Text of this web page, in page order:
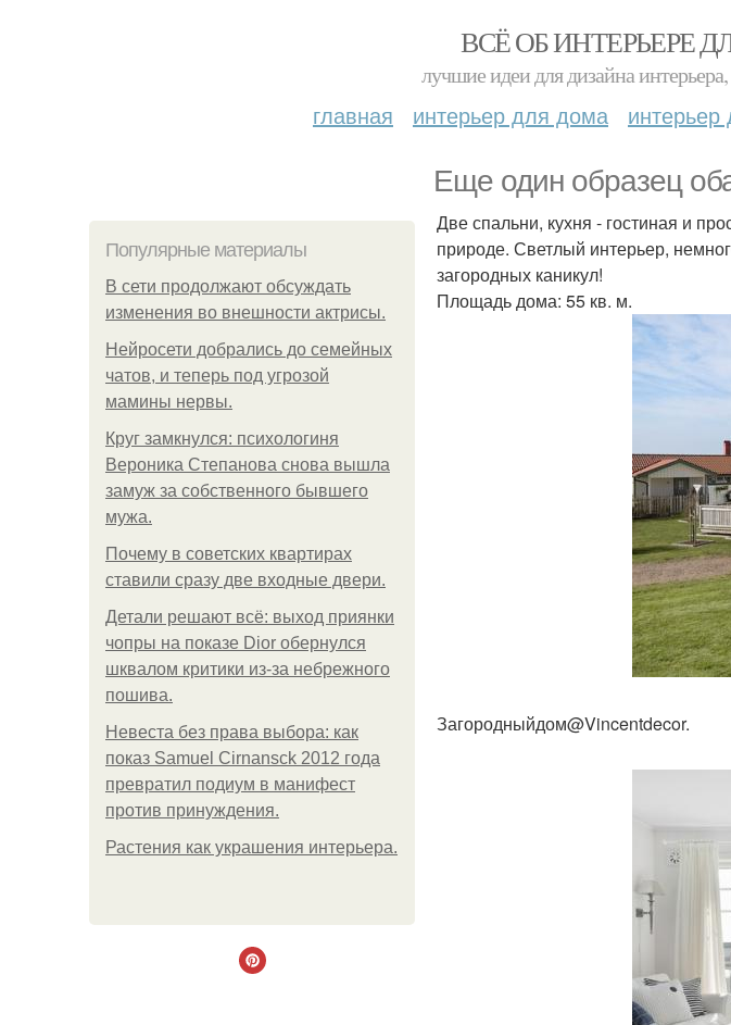
ВСЁ ОБ ИНТЕРЬЕРЕ
лучшие идеи для дизайна
главная интерьер для дома интерьер
Еще один образец
Популярные материалы
В сети продолжают обсуждать
изменения во внешности актрисы.
Нейросети добрались до семейных
чатов, и теперь под угрозой
мамины нервы.
Круг замкнулся: психологиня
Вероника Степанова снова вышла
замуж за собственного бывшего
мужа.
Почему в советских квартирах
ставили сразу две входные двери.
Детали решают всё: выход приянки
чопры на показе Dior обернулся
шквалом критики из-за небрежного
пошива.
Невеста без права выбора: как
показ Samuel Cirnansck 2012 года
превратил подиум в манифест
против принуждения.
Растения как украшения интерьера.
Две спальни, кухня - гостиная и
природе. Светлый интерьер,
загородных каникул!
Площадь дома: 55 кв. м.
Загородныйдом@Vincentdecor.